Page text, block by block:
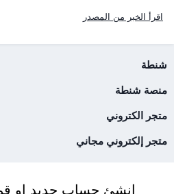
اقرأ الخبر من المصدر
شنطة
منصة شنطة
متجر الكتروني
متجر إلكتروني مجاني
انشئ حساب جديد او